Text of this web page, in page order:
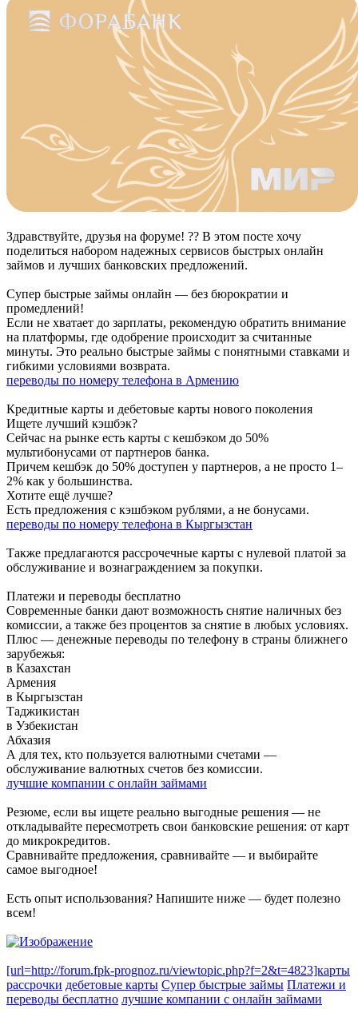
Здравствуйте, друзья на форуме! ?? В этом посте хочу
поделиться набором надежных сервисов быстрых онлайн
займов и лучших банковских предложений.
Супер быстрые займы онлайн — без бюрократии и
промедлений!
Если не хватает до зарплаты, рекомендую обратить внимание
на платформы, где одобрение происходит за считанные
минуты. Это реально быстрые займы с понятными ставками и
гибкими условиями возврата.
переводы по номеру телефона в Армению
Кредитные карты и дебетовые карты нового поколения
Ищете лучший кэшбэк?
Сейчас на рынке есть карты с кешбэком до 50%
мультибонусами от партнеров банка.
Причем кешбэк до 50% доступен у партнеров, а не просто 1–
2% как у большинства.
Хотите ещё лучше?
Есть предложения с кэшбэком рублями, а не бонусами.
переводы по номеру телефона в Кыргызстан
Также предлагаются рассрочечные карты с нулевой платой за
обслуживание и вознаграждением за покупки.
Платежи и переводы бесплатно
Современные банки дают возможность снятие наличных без
комиссии, а также без процентов за снятие в любых условиях.
Плюс — денежные переводы по телефону в страны ближнего
зарубежья:
в Казахстан
Армения
в Кыргызстан
Таджикистан
в Узбекистан
Абхазия
А для тех, кто пользуется валютными счетами —
обслуживание валютных счетов без комиссии.
лучшие компании с онлайн займами
Резюме, если вы ищете реально выгодные решения — не
откладывайте пересмотреть свои банковские решения: от карт
до микрокредитов.
Сравнивайте предложения, сравнивайте — и выбирайте
самое выгодное!
Есть опыт использования? Напишите ниже — будет полезно
всем!
[url=http://forum.fpk-prognoz.ru/viewtopic.php?f=2&t=4823]карты
рассрочки дебетовые карты Супер быстрые займы Платежи и
переводы бесплатно лучшие компании с онлайн займами